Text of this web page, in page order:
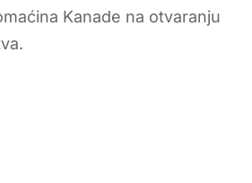
Kanade na otvaranju